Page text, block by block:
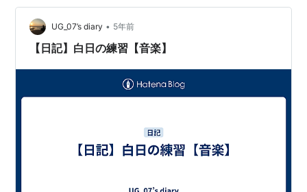
画を見たら 歌詞に書かれている詞を どう捉えるか その
解釈の違いで 歌が…
UG_07’s diary • 5年前
【日記】白日の練習【音楽】